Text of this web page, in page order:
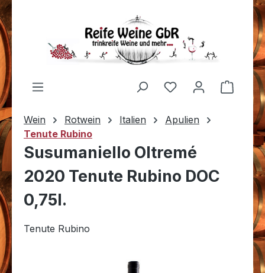
Zum Hauptinhalt springen
Du hast 0
Wein Rotwein Italien
Apulien
Tenute Rubino
Susumaniello Oltremé
2020 Tenute Rubino DOC
0,75l.
Tenute Rubino
Bildergalerie überspringen